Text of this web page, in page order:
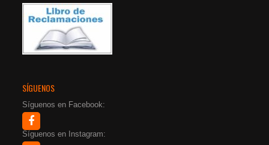
SÍGUENOS
Síguenos en Facebook:
Síguenos en Instagram: